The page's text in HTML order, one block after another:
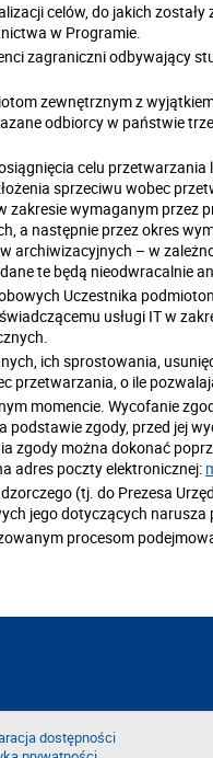
celów, do jakich zostały
w Programie.
zagraniczni odbywający
zewnętrznym z
odbiorcy w państwie
celu przetwarzania
sprzeciwu wobec
zakresie wymaganym przez
a następnie przez okres
archiwizacyjnych – w
te będą nieodwracalnie
Uczestnika
usługi IT w
ich sprostowania,
przetwarzania, o ile
momencie. Wycofanie
zgody, przed jej
zgody można dokonać
adres poczty elektronicznej:
(tj. do Prezesa
jego dotyczących narusza
procesom
dostępności